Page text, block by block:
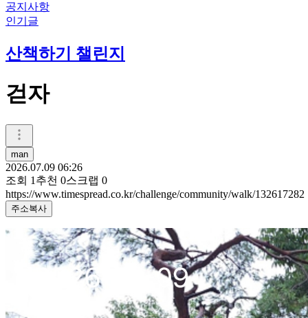
공지사항
인기글
산책하기 챌린지
걷자
man
2026.07.09 06:26
조회 1 추천 0스크랩 0
https://www.timespread.co.kr/challenge/community/walk/132617282
주소복사